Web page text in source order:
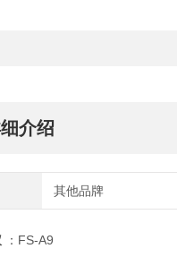
介绍
其他品牌
：FS-A9